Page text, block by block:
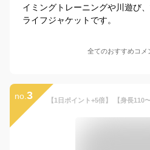
イミングトレーニングや川遊び
ライフジャケットです。
全てのおすすめコメ
no. 3